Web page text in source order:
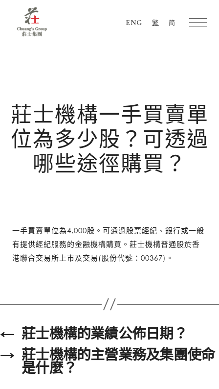
ENG 繁 简
莊士機構一手買賣單
位為多少股？可透過
哪些途徑購買？
一手買賣單位為4,000股。可通過股票經紀、銀行或一般
有提供經紀服務的金融機構購買。莊士機構普通股於香
港聯合交易所上市及交易(股份代號：00367)。
← 莊士機構的業績公佈日期？
→ 莊士機構的主營業務及集團使命
是什麼？